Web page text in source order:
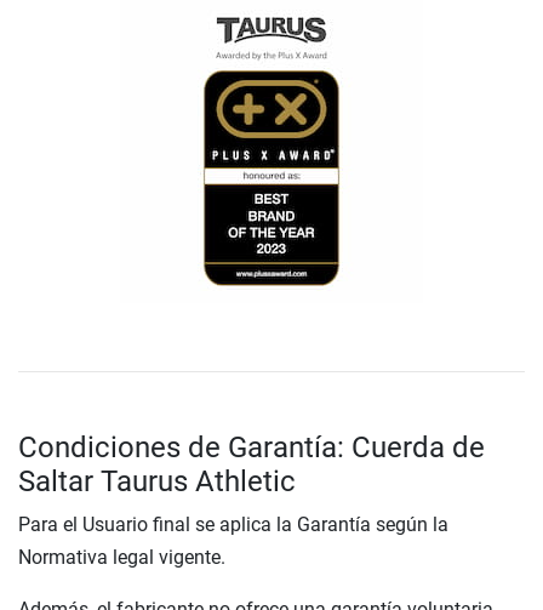
Condiciones de Garantía: Cuerda de
Saltar Taurus Athletic
Para el Usuario final se aplica la Garantía según la
Normativa legal vigente.